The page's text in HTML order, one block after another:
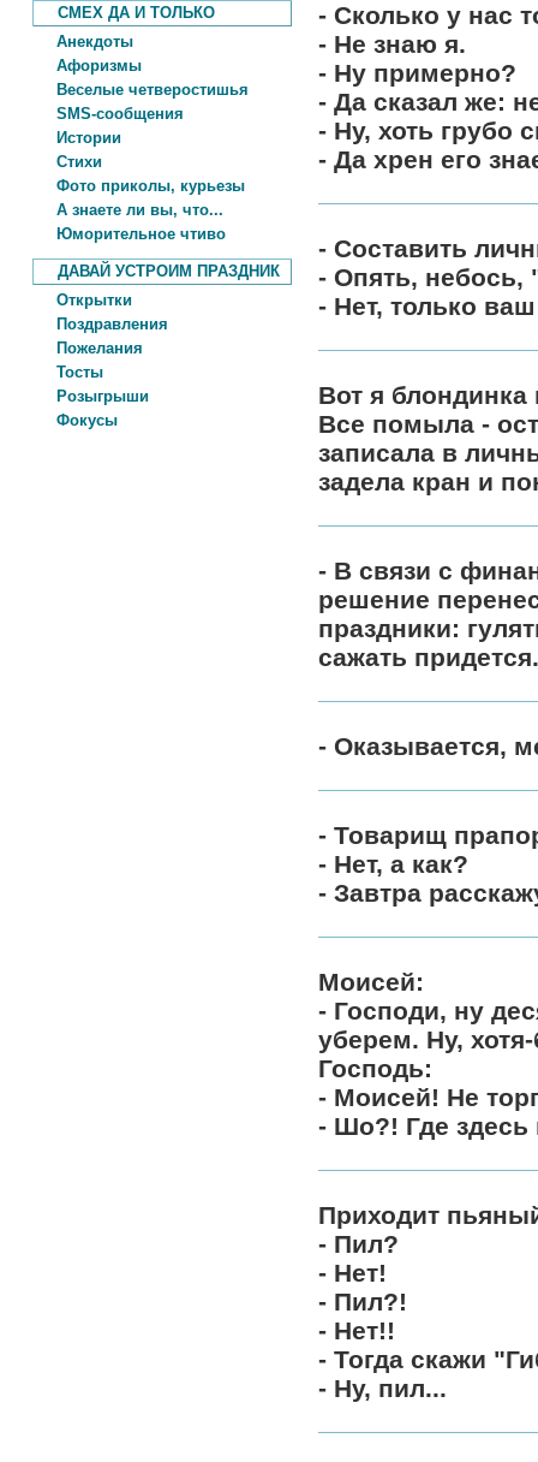
СМЕХ ДА И ТОЛЬКО
Анекдоты
Афоризмы
Веселые четверостишья
SMS-сообщения
Истории
Стихи
Фото приколы, курьезы
А знаете ли вы, что...
Юморительное чтиво
ДАВАЙ УСТРОИМ ПРАЗДНИК
Открытки
Поздравления
Пожелания
Тосты
Розыгрыши
Фокусы
- Сколько у нас
- Не знаю я.
- Ну примерно?
- Да сказал же:
- Ну, хоть грубо
- Да хрен его
- Составить
- Опять, небось,
- Нет, только
Вот я
Все помыла -
записала в
задела кран и
- В связи с
решение
праздники:
сажать
- Оказывается,
- Товарищ
- Нет, а как?
- Завтра
Моисей:
- Господи, ну
уберем. Ну,
Господь:
- Моисей! Не
- Шо?! Где здесь
Приходит
- Пил?
- Нет!
- Пил?!
- Нет!!
- Тогда скажи
- Ну, пил...